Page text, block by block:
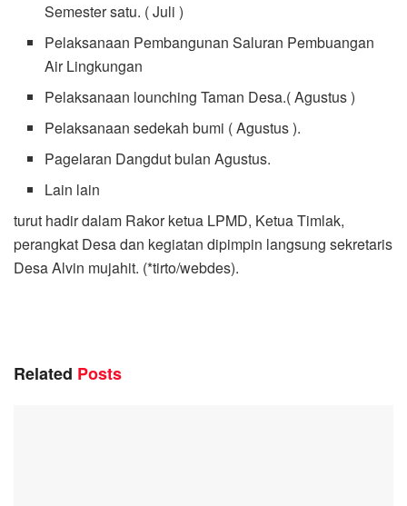
Semester satu. ( Juli )
Pelaksanaan Pembangunan Saluran Pembuangan
Air Lingkungan
Pelaksanaan lounching Taman Desa.( Agustus )
Pelaksanaan sedekah bumi ( Agustus ).
Pagelaran Dangdut bulan Agustus.
Lain lain
turut hadir dalam Rakor ketua LPMD, Ketua Timlak,
perangkat Desa dan kegiatan dipimpin langsung sekretaris
Desa Alvin mujahit. (*tirto/webdes).
Related Posts